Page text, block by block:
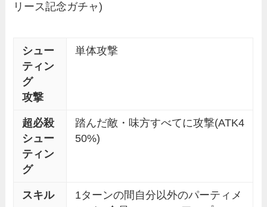
リース記念ガチャ)
シュー
ティン
グ
攻撃
単体攻撃
超必殺
シュー
ティン
グ
踏んだ敵・味方すべてに攻撃(ATK4
50%)
スキル
1ターンの間自分以外のパーティメ